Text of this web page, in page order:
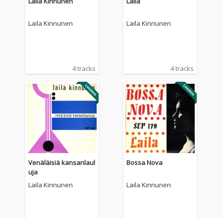
Laila Kinnunen
4 tracks
Laila Kinnunen
4 tracks
Venäläisiä kansanlaul
uja
Laila Kinnunen
Bossa Nova
Laila Kinnunen